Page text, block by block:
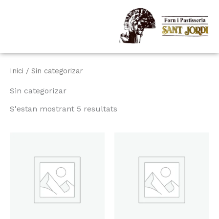
Inici / Sin categorizar
Sin categorizar
S'estan mostrant 5 resultats